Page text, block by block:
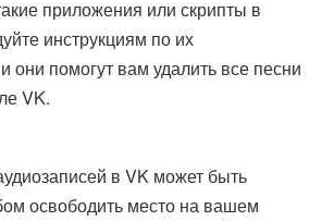
приложения или скрипты в
инструкциям по их
они помогут вам удалить все песни
VK.
в VK может быть
освободить место на вашем